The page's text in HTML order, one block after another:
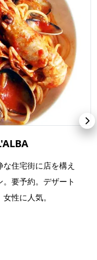
住宅街に店を構え
要予約。デザート
性に人気。